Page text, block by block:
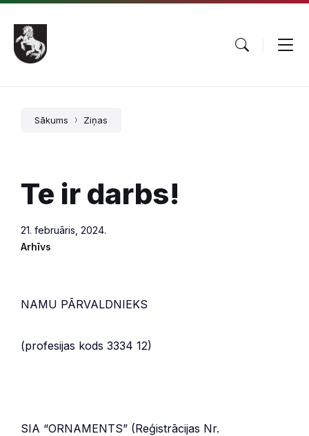
Pāriet
saturu
Skip
main
navigation
Skip
footer
Sākums Ziņas
Te ir darbs!
21. februāris, 2024.
Arhīvs
NAMU PĀRVALDNIEKS
(profesijas kods 3334 12)
SIA “ORNAMENTS” (Reģistrācijas Nr.